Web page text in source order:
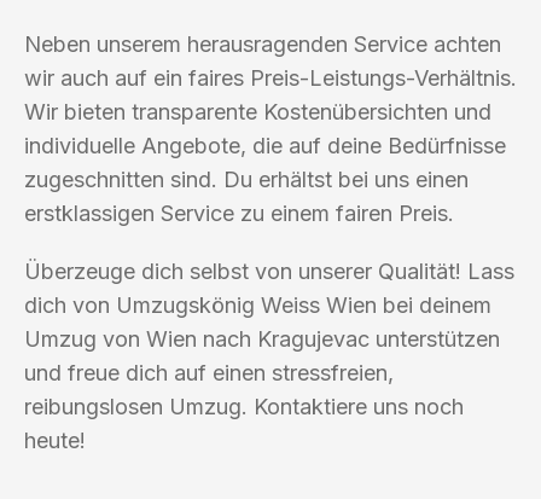
Neben unserem herausragenden Service achten
wir auch auf ein faires Preis-Leistungs-Verhältnis.
Wir bieten transparente Kostenübersichten und
individuelle Angebote, die auf deine Bedürfnisse
zugeschnitten sind. Du erhältst bei uns einen
erstklassigen Service zu einem fairen Preis.
Überzeuge dich selbst von unserer Qualität! Lass
dich von Umzugskönig Weiss Wien bei deinem
Umzug von Wien nach Kragujevac unterstützen
und freue dich auf einen stressfreien,
reibungslosen Umzug. Kontaktiere uns noch
heute!